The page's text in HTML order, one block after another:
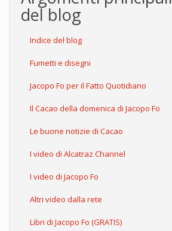
del blog
Indice del blog
Fumetti e disegni
Jacopo Fo per il Fatto Quotidiano
Il Cacao della domenica di Jacopo Fo
Le buone notizie di Cacao
I video di Alcatraz Channel
I video di Jacopo Fo
Altri video dalla rete
Libri di Jacopo Fo (GRATIS)